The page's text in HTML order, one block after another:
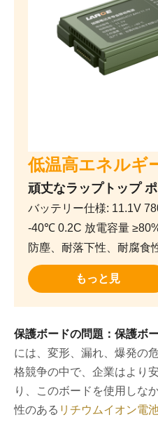
低温高エネルギ
頑丈なラップトップ
バッテリー仕様: 11.1V
-40℃ 0.2C 放電容量
防塵、耐落下性、耐腐食
もっと見
保護ボードの問題：保護ボ
には、変形、漏れ、爆発の
格競争の中で、企業はより
り、このボードを使用しな
性のある リチウムイオン電